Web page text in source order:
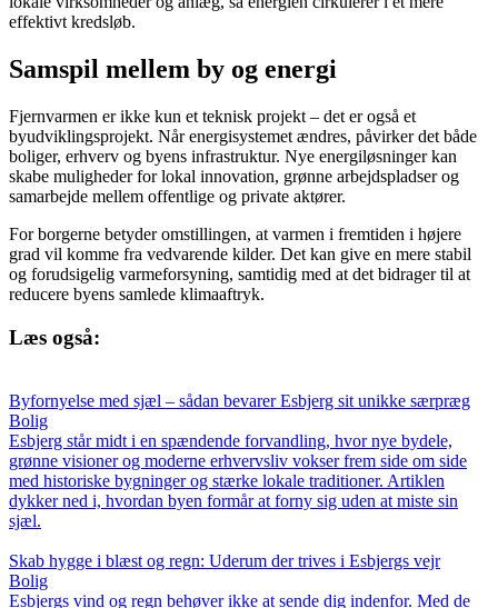
effektivt kredsløb.
Samspil mellem by og energi
Fjernvarmen er ikke kun et teknisk projekt – det er også et
byudviklingsprojekt. Når energisystemet ændres, påvirker det både
boliger, erhverv og byens infrastruktur. Nye energiløsninger kan
skabe muligheder for lokal innovation, grønne arbejdspladser og
samarbejde mellem offentlige og private aktører.
For borgerne betyder omstillingen, at varmen i fremtiden i højere
grad vil komme fra vedvarende kilder. Det kan give en mere stabil
og forudsigelig varmeforsyning, samtidig med at det bidrager til at
reducere byens samlede klimaaftryk.
Læs også:
Byfornyelse med sjæl – sådan bevarer Esbjerg sit unikke særpræg
Bolig
Esbjerg står midt i en spændende forvandling, hvor nye bydele,
grønne visioner og moderne erhvervsliv vokser frem side om side
med historiske bygninger og stærke lokale traditioner. Artiklen
dykker ned i, hvordan byen formår at forny sig uden at miste sin
sjæl.
Skab hygge i blæst og regn: Uderum der trives i Esbjergs vejr
Bolig
Esbjergs vind og regn behøver ikke at sende dig indenfor. Med de